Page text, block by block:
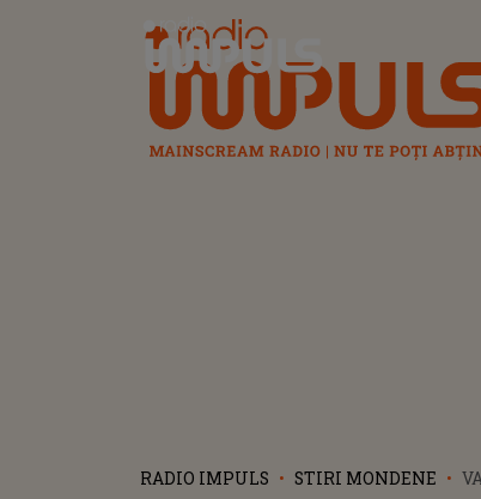
Radio Impuls
RADIO IMPULS STIRI MONDENE